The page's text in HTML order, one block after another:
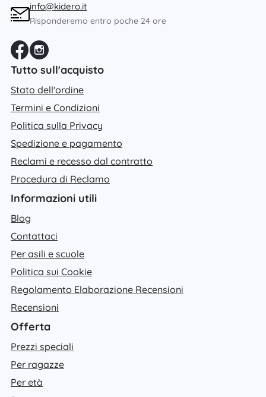
info@kidero.it
Risponderemo entro poche 24 ore
Tutto sull'acquisto
Stato dell'ordine
Termini e Condizioni
Politica sulla Privacy
Spedizione e pagamento
Reclami e recesso dal contratto
Procedura di Reclamo
Informazioni utili
Blog
Contattaci
Per asili e scuole
Politica sui Cookie
Regolamento Elaborazione Recensioni
Recensioni
Offerta
Prezzi speciali
Per ragazze
Per età